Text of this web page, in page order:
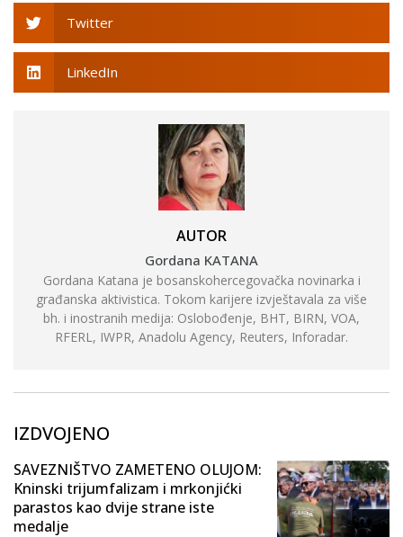
Twitter
LinkedIn
AUTOR
Gordana KATANA
Gordana Katana je bosanskohercegovačka novinarka i
građanska aktivistica. Tokom karijere izvještavala za više
bh. i inostranih medija: Oslobođenje, BHT, BIRN, VOA,
RFERL, IWPR, Anadolu Agency, Reuters, Inforadar.
IZDVOJENO
SAVEZNIŠTVO ZAMETENO OLUJOM:
Kninski trijumfalizam i mrkonjićki
parastos kao dvije strane iste
medalje